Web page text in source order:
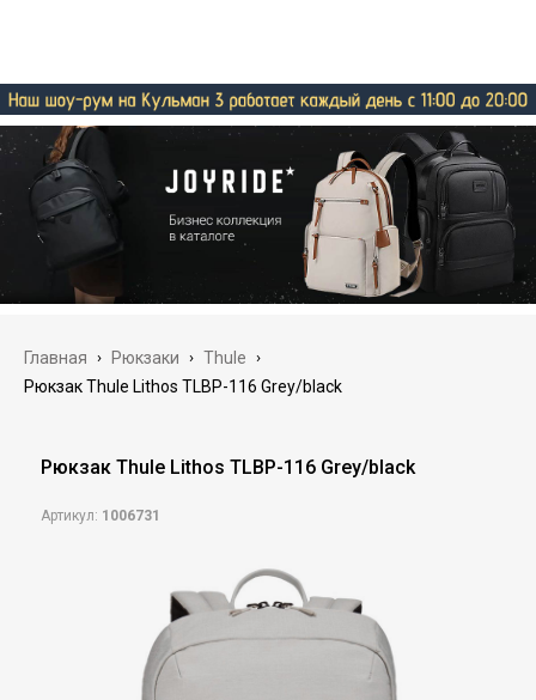
Главная › Рюкзаки › Thule ›
Рюкзак Thule Lithos TLBP-116 Grey/black
Рюкзак Thule Lithos TLBP-116 Grey/black
Артикул: 1006731